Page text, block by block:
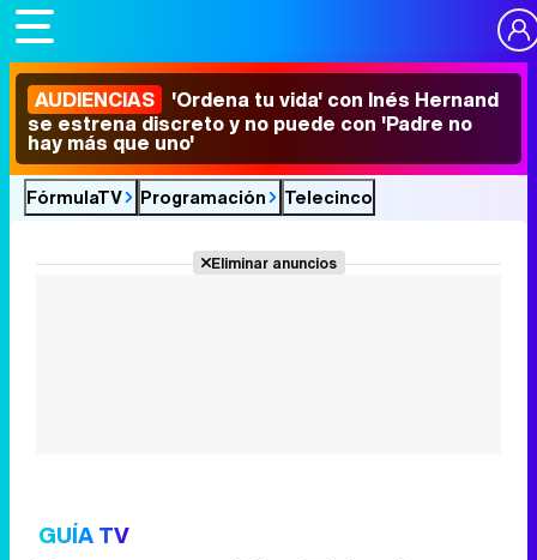
AUDIENCIAS 'Ordena tu vida' con Inés Hernand
se estrena discreto y no puede con 'Padre no
hay más que uno'
FórmulaTV Programación Telecinco
Eliminar anuncios
GUÍA TV